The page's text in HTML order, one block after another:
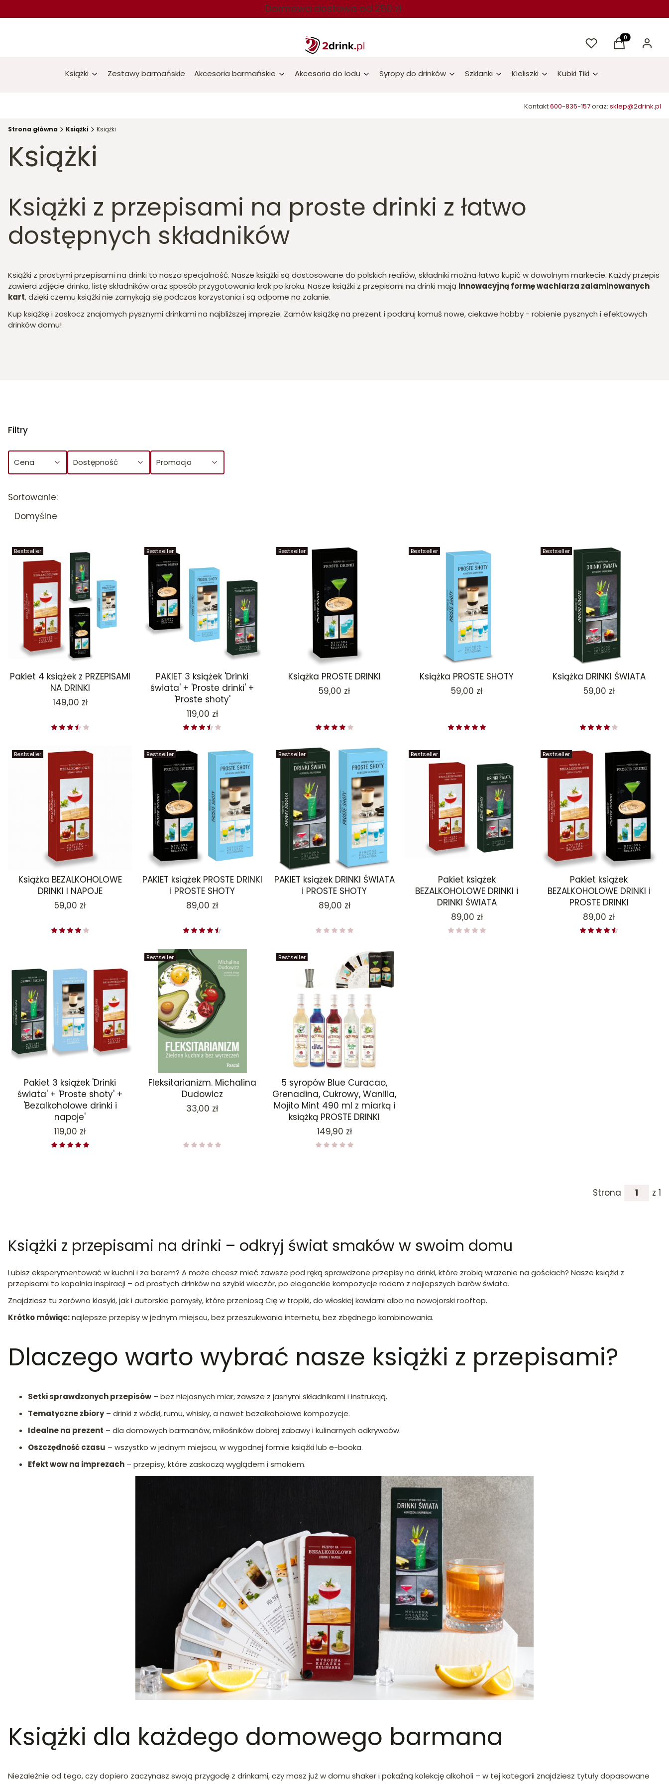
Darmowa dostawa od 250 zł
UlubioneProdukty w
Koszyk Zaloguj
Książki Zestawy barmańskie Akcesoria barmańskie Akcesoria do lodu Syropy do drinków Szklanki Kieliszki Kubki Tiki
Kontakt600-835-157oraz: sklep@2drink.pl
Strona główna Książki Książki
Książki
Książki z przepisami na proste drinki z łatwo
dostępnych składników
Książki z prostymi przepisami na drinki to nasza specjalność. Nasze książki są dostosowane do polskich realiów, składniki można łatwo kupić w dowolnym markecie. Każdy przepis
zawiera zdjęcie drinka, listę składników oraz sposób przygotowania krok po kroku. Nasze książki z przepisami na drinki mają innowacyjną formę wachlarza zalaminowanych
kart, dzięki czemu książki nie zamykają się podczas korzystania i są odporne na zalanie.
Kup książkę i zaskocz znajomych pysznymi drinkami na najbliższej imprezie. Zamów książkę na prezent i podaruj komuś nowe, ciekawe hobby - robienie pysznych i efektowych
drinków domu!
Filtry
Cena Dostępność Promocja
Lista produktów
Sortowanie:
Domyślne
Bestseller
Pakiet 4 książek z PRZEPISAMI
NA DRINKI
Cena
149,00 zł
Bestseller
PAKIET 3 książek 'Drinki
świata' + 'Proste drinki' +
'Proste shoty'
Cena
119,00 zł
Bestseller
Książka PROSTE DRINKI
Cena
59,00 zł
Bestseller
Książka PROSTE SHOTY
Cena
59,00 zł
Bestseller
Książka DRINKI ŚWIATA
Cena
59,00 zł
Bestseller
Książka BEZALKOHOLOWE
DRINKI I NAPOJE
Cena
59,00 zł
Bestseller
PAKIET książek PROSTE DRINKI
i PROSTE SHOTY
Cena
89,00 zł
Bestseller
PAKIET książek DRINKI ŚWIATA
i PROSTE SHOTY
Cena
89,00 zł
Bestseller
Pakiet książek
BEZALKOHOLOWE DRINKI i
DRINKI ŚWIATA
Cena
89,00 zł
Bestseller
Pakiet książek
BEZALKOHOLOWE DRINKI i
PROSTE DRINKI
Cena
89,00 zł
Pakiet 3 książek 'Drinki
świata' + 'Proste shoty' +
'Bezalkoholowe drinki i
napoje'
Cena
119,00 zł
Bestseller
Fleksitarianizm. Michalina
Dudowicz
Cena
33,00 zł
Bestseller
5 syropów Blue Curacao,
Grenadina, Cukrowy, Wanilia,
Mojito Mint 490 ml z miarką i
książką PROSTE DRINKI
Cena
149,90 zł
Strona z 1
Książki z przepisami na drinki – odkryj świat smaków w swoim domu
Lubisz eksperymentować w kuchni i za barem? A może chcesz mieć zawsze pod ręką sprawdzone przepisy na drinki, które zrobią wrażenie na gościach? Nasze książki z
przepisami to kopalnia inspiracji – od prostych drinków na szybki wieczór, po eleganckie kompozycje rodem z najlepszych barów świata.
Znajdziesz tu zarówno klasyki, jak i autorskie pomysły, które przeniosą Cię w tropiki, do włoskiej kawiarni albo na nowojorski rooftop.
Krótko mówiąc:najlepsze przepisy w jednym miejscu, bez przeszukiwania internetu, bez zbędnego kombinowania.
Dlaczego warto wybrać nasze książki z przepisami?
Setki sprawdzonych przepisów – bez niejasnych miar, zawsze z jasnymi składnikami i instrukcją.
Tematyczne zbiory– drinki z wódki, rumu, whisky, a nawet bezalkoholowe kompozycje.
Idealne na prezent – dla domowych barmanów, miłośników dobrej zabawy i kulinarnych odkrywców.
Oszczędność czasu – wszystko w jednym miejscu, w wygodnej formie książki lub e-booka.
Efekt wow na imprezach – przepisy, które zaskoczą wyglądem i smakiem.
Książki dla każdego domowego barmana
Niezależnie od tego, czy dopiero zaczynasz swoją przygodę z drinkami, czy masz już w domu shaker i pokaźną kolekcję alkoholi – w tej kategorii znajdziesz tytuły dopasowane